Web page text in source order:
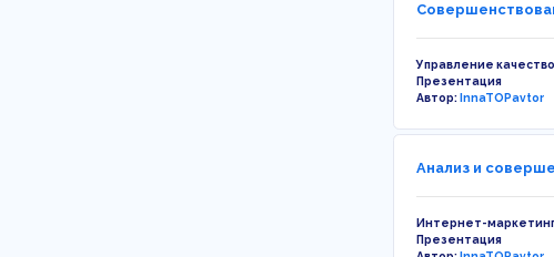
Управление
Презентация
Автор:InnaTOPavtor
Анализ и
Интернет-маркетинг
Презентация